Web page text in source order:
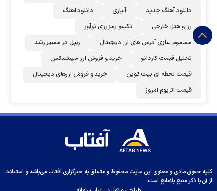
دانلود آهنگ جدید
آلپاری
دانلود اهنگ
رزرو هتل خارجی
نکسو رمزارزی نوآور
مسموم سازی آدرس های ارز دیجیتال
ریپل در مسیر رشد
تحلیل قیمت کاردانو
خرید و فروش ارز سینتتیکس
قیمت لحظه ای بیت کوین
خرید و فروش ارزهای دیجیتال
قیمت اتریوم امروز
کلیه حقوق مادی و معنوی این سایت محفوظ و متعلق به خبرگزاری آفتاب می‌باشد و استفاده
از آن با ذکر منبع بلامانع است.